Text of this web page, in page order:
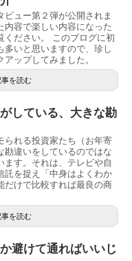
ビュー第２弾が公開されま
内容で楽しい内容になった
ください。 このブログに初
多いと思いますので、珍し
ップしてみました。
事を読む
している、大きな勘
られる投資家たち（お年寄
勘違いをしているのではな
ます。それは、テレビや自
託を捉え「中身はよくわか
だけで比較すれば最良の商
事を読む
避けて通ればいいじ